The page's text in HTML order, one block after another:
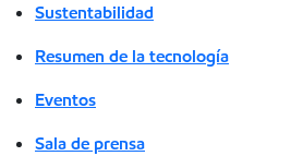
Sustentabilidad
Resumen de la tecnología
Eventos
Sala de prensa